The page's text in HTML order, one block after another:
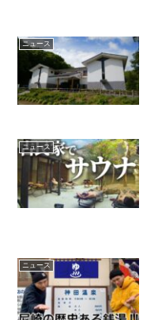
ニュース
ニュース
ニュース